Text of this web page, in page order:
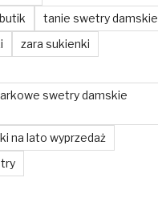
tanie swetry damskie
zara sukienki
swetry damskie
na lato wyprzedaż